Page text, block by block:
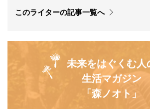
このライターの記事一覧へ
未来をはぐくむ人
生活マガジン
「森ノオト」